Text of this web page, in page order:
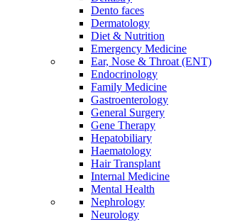
Dento faces
Dermatology
Diet & Nutrition
Emergency Medicine
Ear, Nose & Throat (ENT)
Endocrinology
Family Medicine
Gastroenterology
General Surgery
Gene Therapy
Hepatobiliary
Haematology
Hair Transplant
Internal Medicine
Mental Health
Nephrology
Neurology